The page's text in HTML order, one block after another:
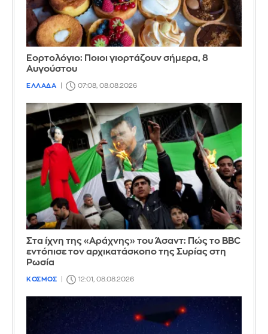
Εορτολόγιο: Ποιοι γιορτάζουν σήμερα, 8
Αυγούστου
ΕΛΛΑΔΑ 07:08, 08.08.2026
Στα ίχνη της «Αράχνης» του Άσαντ: Πώς το BBC
εντόπισε τον αρχικατάσκοπο της Συρίας στη
Ρωσία
ΚΟΣΜΟΣ 12:01, 08.08.2026